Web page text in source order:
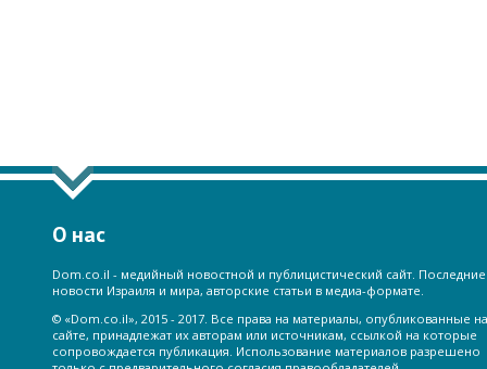
О нас
Dom.co.il - медийный новостной и публицистический сайт. Последние
новости Израиля и мира, авторские статьи в медиа-формате.
© «Dom.co.il», 2015 - 2017. Все права на материалы, опубликованные на
сайте, принадлежат их авторам или источникам, ссылкой на которые
сопровождается публикация. Использование материалов разрешено